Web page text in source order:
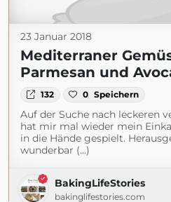
23 Januar 2018
Mediterraner
Parmesan und
132 0 Speichern
Auf der Suche nach leckeren
hat mir mal wieder mein
in die Hände gespielt.
wunderbar (...)
BakingLifeStories
bakinglifestories.com